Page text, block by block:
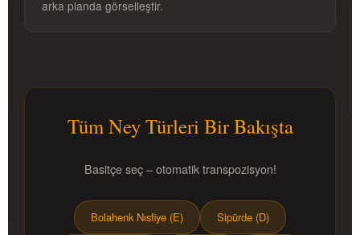
arka planda görselleştir.
Tüm Ney Türleri Bir Bakışta
Basitçe seç – otomatik transpozisyon!
Bolahenk Nısfiye (E) Sipürde (D)